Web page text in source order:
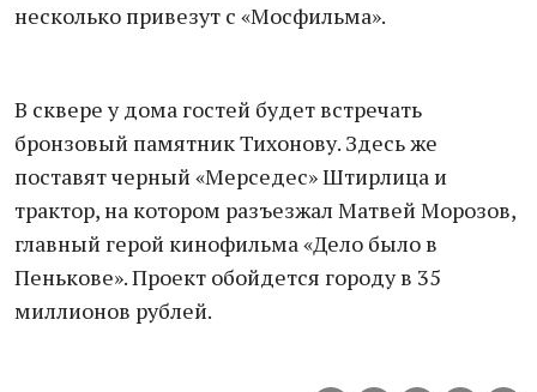
несколько привезут с «Мосфильма».
В сквере у дома гостей будет встречать
бронзовый памятник Тихонову. Здесь же
поставят черный «Мерседес» Штирлица и
трактор, на котором разъезжал Матвей Морозов,
главный герой кинофильма «Дело было в
Пенькове». Проект обойдется городу в 35
миллионов рублей.